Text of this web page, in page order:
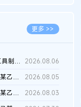
更多 >>
上诉人I某工具制品有限公司与被上诉人程某及一审被告中华人民共和...
2026.08.06
某甲公司、某乙公司、某丙公司申请诉前行为保全复议裁定书
2026.08.05
某甲公司、某乙公司、官某与某丙公司专利申请权权属纠纷 二审判决...
2026.08.03